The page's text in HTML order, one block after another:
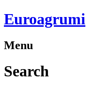
Euroagrumi
Menu
Search